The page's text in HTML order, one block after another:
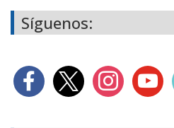
Síguenos: